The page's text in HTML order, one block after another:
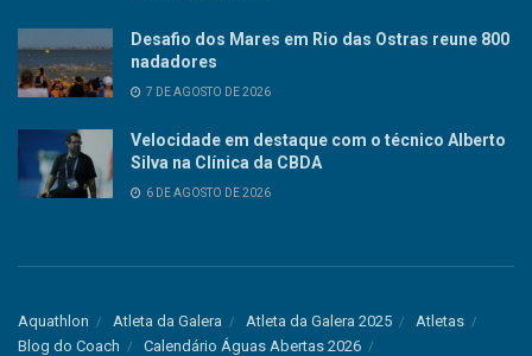
Desafio dos Mares em Rio das Ostras reune 800
nadadores
7 DE AGOSTO DE 2026
Velocidade em destaque com o técnico Alberto
Silva na Clínica da CBDA
6 DE AGOSTO DE 2026
Aquathlon Atleta da Galera Atleta da Galera 2025
Atletas
Blog do Coach
Calendário Águas Abertas 2026